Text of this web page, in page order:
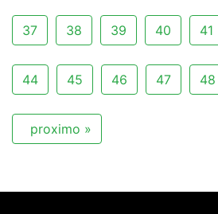
37 38 39 40 41
44 45 46 47 48
proximo »